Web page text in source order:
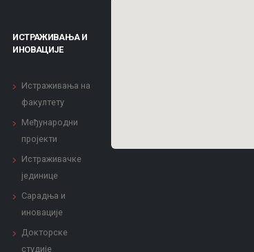
ИСТРАЖИВАЊА И
ИНОВАЦИЈЕ
Истраживања на
факултету
Међународни
пројекти
Истраживачке
јединице
Сарадња и
иновације
Докторске
студије